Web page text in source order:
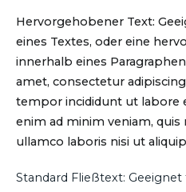
Hervorgehobener Text:
eines Textes, oder eine
innerhalb eines
amet, consectetur
tempor incididunt ut labore
enim ad minim veniam,
ullamco laboris nisi ut
Standard Fließtext: